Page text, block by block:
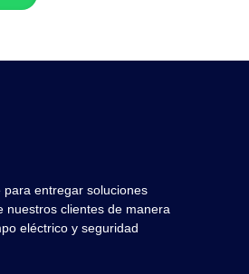
entregar soluciones
nuestros clientes de manera
eléctrico y seguridad